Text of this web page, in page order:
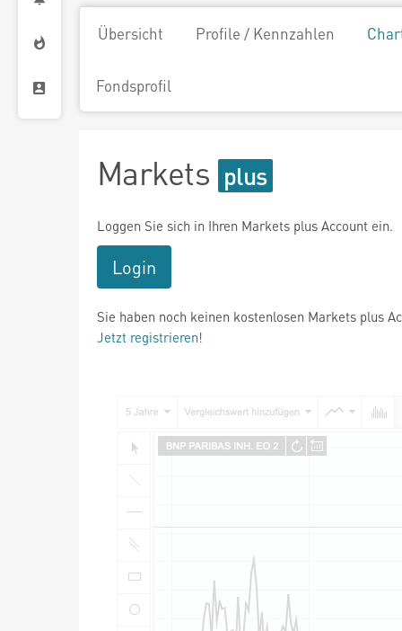
Übersicht Profile / Kennzahlen
Fondsprofil
Markets
Loggen Sie sich in Ihren Markets plus Account ein.
Login
Sie haben noch keinen kostenlosen Markets plus
Jetzt registrieren!